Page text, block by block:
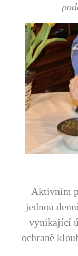
Aktivním
jednou
vynikající
ochraně